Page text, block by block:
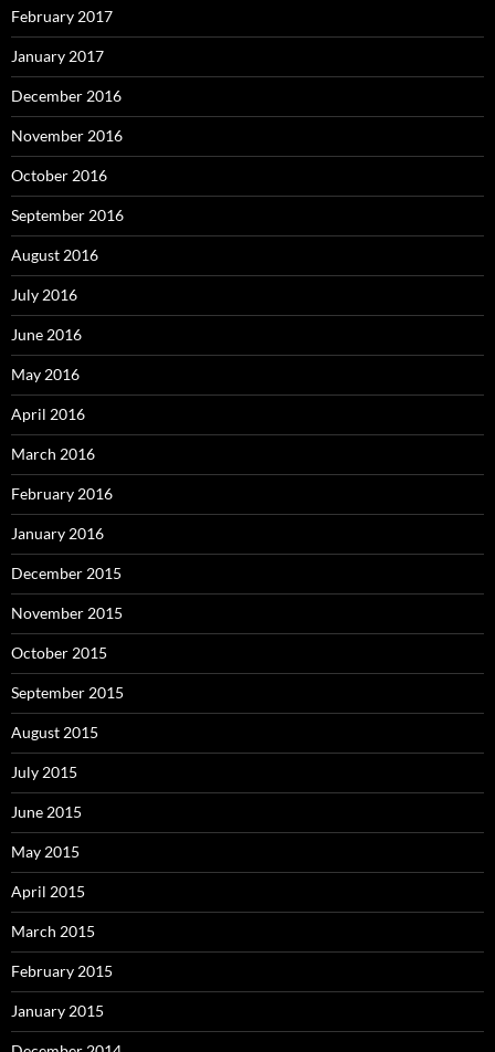
February 2017
January 2017
December 2016
November 2016
October 2016
September 2016
August 2016
July 2016
June 2016
May 2016
April 2016
March 2016
February 2016
January 2016
December 2015
November 2015
October 2015
September 2015
August 2015
July 2015
June 2015
May 2015
April 2015
March 2015
February 2015
January 2015